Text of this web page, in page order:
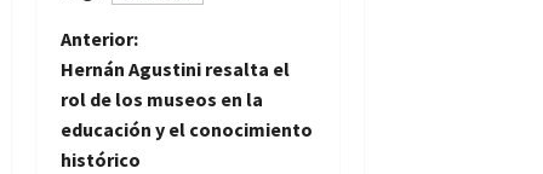
N
a
v
Anterior:
Hernán Agustini resalta el
rol de los museos en la
educación y el conocimiento
histórico